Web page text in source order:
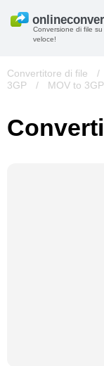
Conversione di file
veloce!
Convertitore di file /
3GP
/ MOV to 3GP